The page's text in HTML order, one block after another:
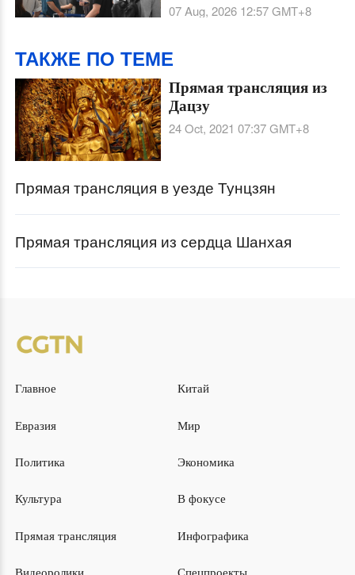
07 Aug, 2026 12:57GMT+8
ТАКЖЕ ПО ТЕМЕ
Прямая трансляция из
Дацзу
24 Oct, 2021 07:37GMT+8
Прямая трансляция в уезде Тунцзян
Прямая трансляция из сердца Шанхая
Главное Китай
Евразия Мир
Политика Экономика
Культура В фокусе
Прямая трансляция Инфографика
Видеоролики Спецпроекты